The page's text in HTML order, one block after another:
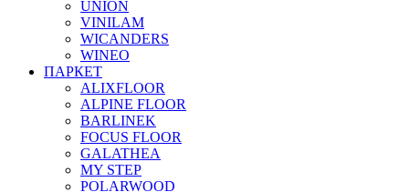
UNION
VINILAM
WICANDERS
WINEO
ПАРКЕТ
ALIXFLOOR
ALPINE FLOOR
BARLINEK
FOCUS FLOOR
GALATHEA
MY STEP
POLARWOOD